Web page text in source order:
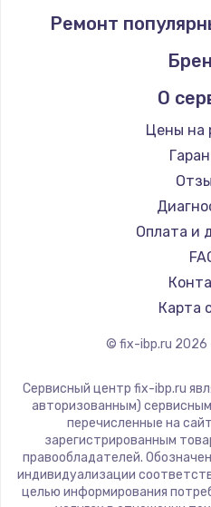
Замена
1400
Замена / ремонт
600
Замена
1100
Замена
Замена регулятора
900
Ремонт
О
Цены на
Оплата и
Карта
© fix-ibp.ru 2026
Сервисный центр fix-ibp.ru
авторизованным)
перечисленные на
зарегистрированным
правообладателей.
индивидуализации
целью информирования